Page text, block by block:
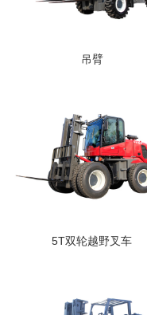
吊臂
5T双轮越野叉车